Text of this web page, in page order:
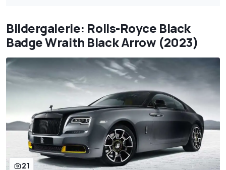
Bildergalerie: Rolls-Royce Black
Badge Wraith Black Arrow (2023)
21